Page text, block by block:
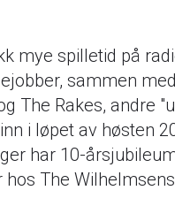
mye spilletid på
sammen
The Rakes, andre
i løpet av høsten
har 10-
The